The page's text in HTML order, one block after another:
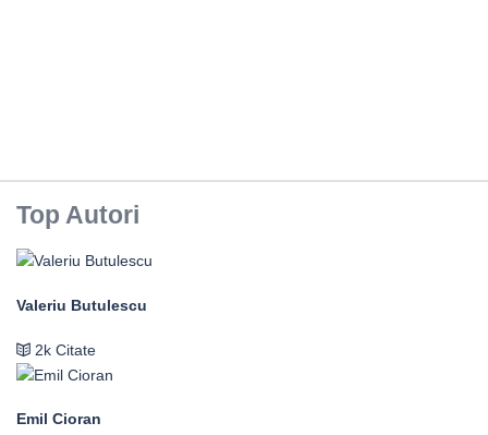
Top Autori
Valeriu Butulescu
2k Citate
Emil Cioran